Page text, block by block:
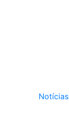
Notícias